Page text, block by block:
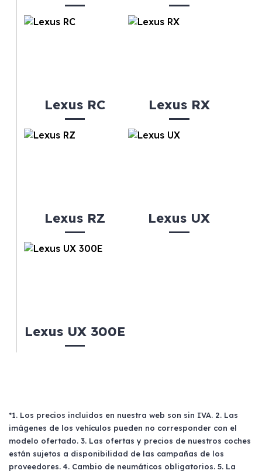
Lexus RC Lexus RX
Lexus RZ Lexus UX
Lexus UX 300E
*1. Los precios incluidos en nuestra web son sin IVA. 2. Las
imágenes de los vehículos pueden no corresponder con el
modelo ofertado. 3. Las ofertas y precios de nuestros coches
están sujetos a disponibilidad de las campañas de los
proveedores. 4. Cambio de neumáticos obligatorios. 5. La